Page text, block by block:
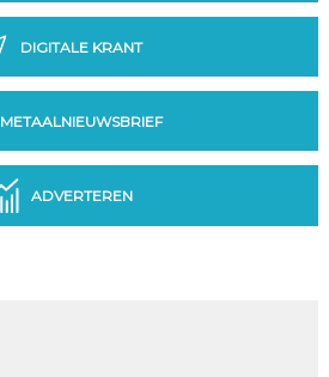
DIGITALE KRANT
METAALNIEUWSBRIEF
ADVERTEREN